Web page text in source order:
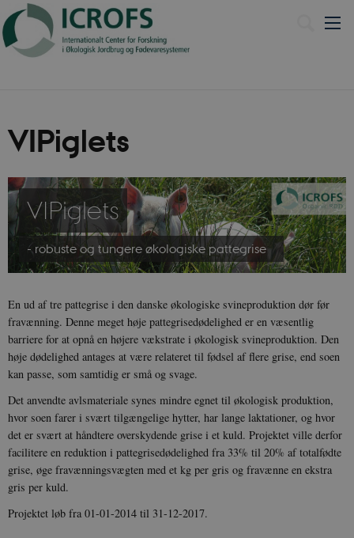
VIPiglets
VIPiglets
- robuste og tungere økologiske pattegrise
En ud af tre pattegrise i den danske økologiske svineproduktion dør før
fravænning. Denne meget høje pattegrisedødelighed er en væsentlig
barriere for at opnå en højere vækstrate i økologisk svineproduktion. Den
høje dødelighed antages at være relateret til fødsel af flere grise, end soen
kan passe, som samtidig er små og svage.
Det anvendte avlsmateriale synes mindre egnet til økologisk produktion,
hvor soen farer i svært tilgængelige hytter, har lange laktationer, og hvor
det er svært at håndtere overskydende grise i et kuld. Projektet ville derfor
facilitere en reduktion i pattegrisedødelighed fra 33% til 20% af totalfødte
grise, øge fravænningsvægten med et kg per gris og fravænne en ekstra
gris per kuld.
Projektet løb fra 01-01-2014 til 31-12-2017.